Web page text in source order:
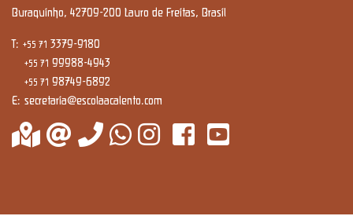
Buraquinho, 42709-200 Lauro de Freitas, Brasil
T: +55 71 3379-9180
+55 71 99988-4943
+55 71 98749-6892
E: secretaria@escolaacalento.com